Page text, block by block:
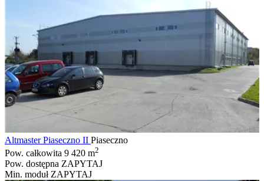
Altmaster Piaseczno II Piaseczno
Pow. całkowita 9 420 m2
Pow. dostępna ZAPYTAJ
Min. moduł ZAPYTAJ